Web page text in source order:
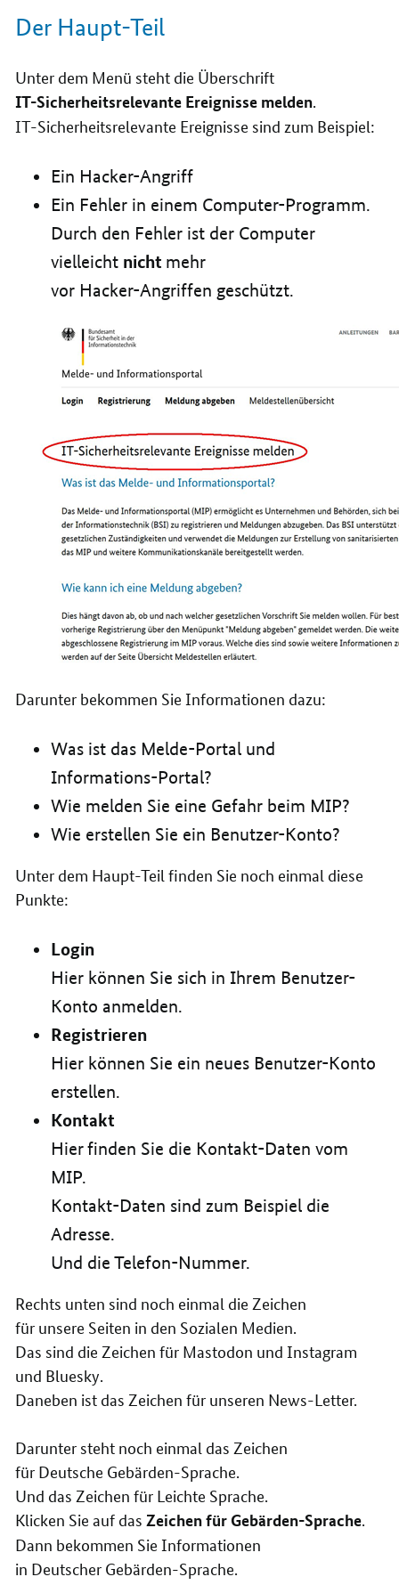
Der Haupt-Teil
Unter dem Menü steht die Überschrift
IT-Sicherheitsrelevante Ereignisse melden.
IT-Sicherheitsrelevante Ereignisse sind zum Beispiel:
Ein Hacker-Angriff
Ein Fehler in einem Computer-Programm.
Durch den Fehler ist der Computer
vielleicht nicht mehr
vor Hacker-Angriffen geschützt.
Darunter bekommen Sie Informationen dazu:
Was ist das Melde-Portal und
Informations-Portal?
Wie melden Sie eine Gefahr beim MIP?
Wie erstellen Sie ein Benutzer-Konto?
Unter dem Haupt-Teil finden Sie noch einmal diese
Punkte:
Login
Hier können Sie sich in Ihrem Benutzer-
Konto anmelden.
Registrieren
Hier können Sie ein neues Benutzer-Konto
erstellen.
Kontakt
Hierfinden Sie die Kontakt-Daten vom
MIP.
Kontakt-Daten sind zum Beispiel die
Adresse.
Und die Telefon-Nummer.
Rechts unten sind noch einmal die Zeichen
für unsere Seiten in den Sozialen Medien.
Das sind die Zeichen für Mastodon und Instagram
und Bluesky.
Daneben ist das Zeichen für unseren News-Letter.
Darunter steht noch einmal das Zeichen
für Deutsche Gebärden-Sprache.
Und das Zeichen für Leichte Sprache.
Klicken Sie auf dasZeichen für Gebärden-Sprache.
Dann bekommen Sie Informationen
in Deutscher Gebärden-Sprache.